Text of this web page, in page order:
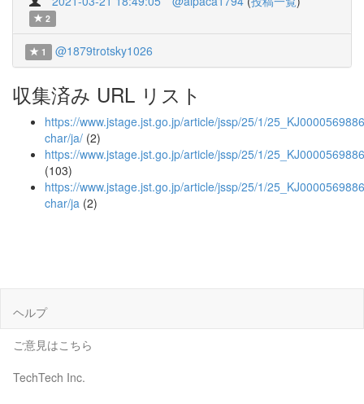
2
1 @1879trotsky1026
収集済み URL リスト
https://www.jstage.jst.go.jp/article/jssp/25/1/
char/ja/ (2)
https://www.jstage.jst.go.jp/article/jssp/25/1/
(103)
https://www.jstage.jst.go.jp/article/jssp/25/1/
char/ja (2)
ヘルプ
ご意見はこちら
TechTech Inc.